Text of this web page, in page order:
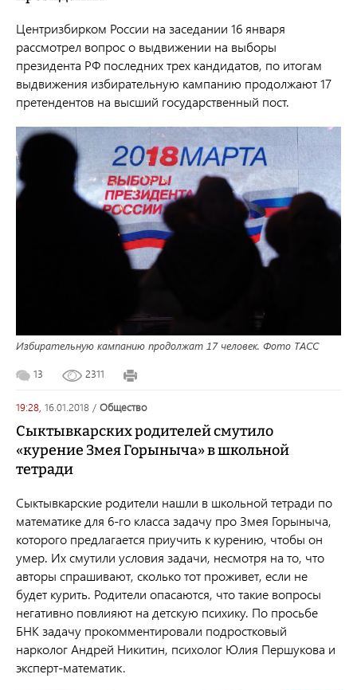
Центризбирком России на заседании 16 января
рассмотрел вопрос о выдвижении на выборы
президента РФ последних трех кандидатов, по итогам
выдвижения избирательную кампанию продолжают 17
претендентов на высший государственный пост.
Избирательную кампанию продолжат 17 человек. Фото ТАСС
13 2311
19:28, 16.01.2018 / общество
Сыктывкарских родителей смутило
«курение Змея Горыныча» в школьной
тетради
Сыктывкарские родители нашли в школьной тетради по
математике для 6-го класса задачу про Змея Горыныча,
которого предлагается приучить к курению, чтобы он
умер. Их смутили условия задачи, несмотря на то, что
авторы спрашивают, сколько тот проживет, если не
будет курить. Родители опасаются, что такие вопросы
негативно повлияют на детскую психику. По просьбе
БНК задачу прокомментировали подростковый
нарколог Андрей Никитин, психолог Юлия Першукова и
эксперт-математик.